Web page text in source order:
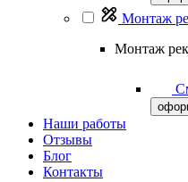
Монтаж
Монтаж
Наши работы
Отзывы
Блог
Контакты